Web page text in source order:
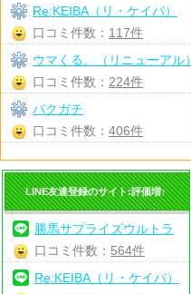
Re:KEIBA（リ・ケイバ）
口コミ件数： 117件
ウマくる。（リニューアル）
口コミ件数： 224件
バクガチ
口コミ件数： 406件
LINE友達登録のサイト:評価増↑
勝馬サプライズウルトラ
口コミ件数： 564件
Re:KEIBA（リ・ケイバ）